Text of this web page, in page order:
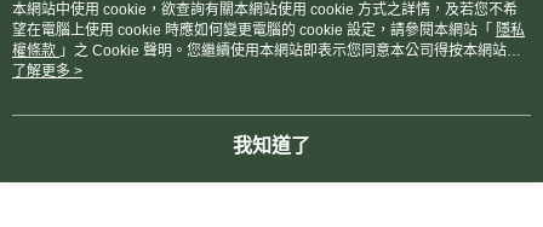
熱門標籤
本網站中使用 cookie，欲查詢有關本網站使用 cookie 方式之詳情，及若您不希
望在電腦上使用 cookie 時應如何變更電腦的 cookie 設定，請參閱本網站「 隱私
權條款 」之 Cookie 聲明。您繼續使用本網站即表示您同意本公司得按本網站使
用條款之 Cookie 聲明使用 cookie。
了解更多 >
我知道了